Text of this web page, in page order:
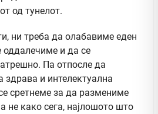
од тунелот.
ни треба да олабавиме еден
оддалечиме и да се
Па отпосле да
здрава и интелектуална
сретнеме за да размениме
не како сега, најлошото што